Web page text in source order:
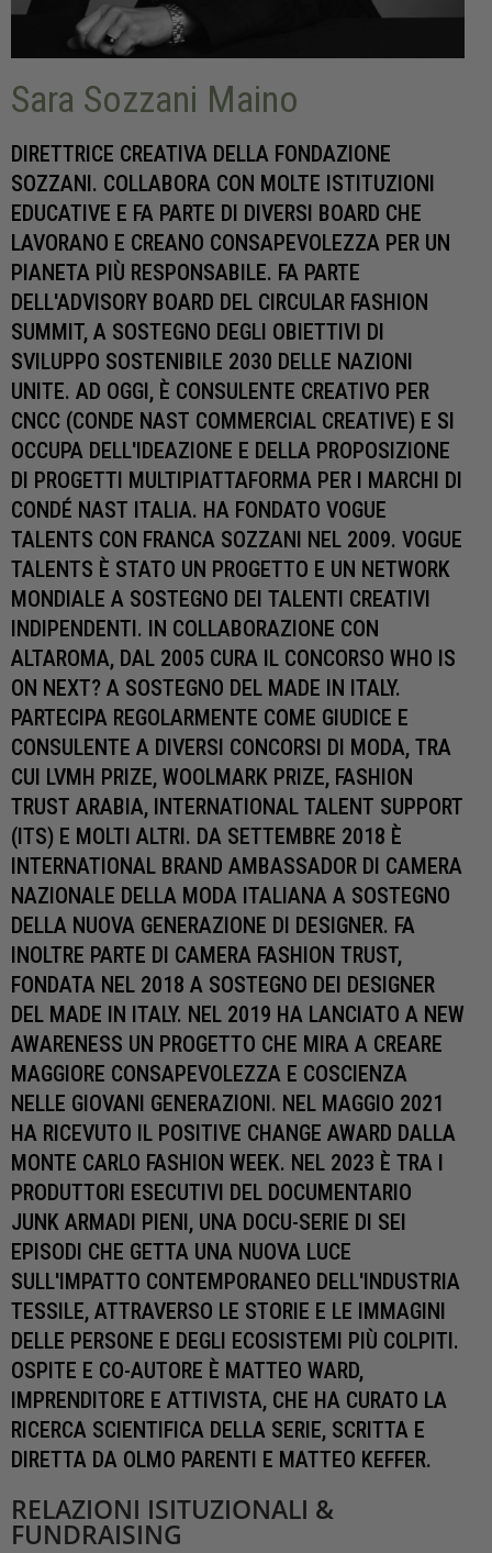
Sara Sozzani Maino
DIRETTRICE CREATIVA DELLA FONDAZIONE
SOZZANI. COLLABORA CON MOLTE ISTITUZIONI
EDUCATIVE E FA PARTE DI DIVERSI BOARD CHE
LAVORANO E CREANO CONSAPEVOLEZZA PER UN
PIANETA PIÙ RESPONSABILE. FA PARTE
DELL'ADVISORY BOARD DEL CIRCULAR FASHION
SUMMIT, A SOSTEGNO DEGLI OBIETTIVI DI
SVILUPPO SOSTENIBILE 2030 DELLE NAZIONI
UNITE. AD OGGI, È CONSULENTE CREATIVO PER
CNCC (CONDE NAST COMMERCIAL CREATIVE) E SI
OCCUPA DELL'IDEAZIONE E DELLA PROPOSIZIONE
DI PROGETTI MULTIPIATTAFORMA PER I MARCHI DI
CONDÉ NAST ITALIA. HA FONDATO VOGUE
TALENTS CON FRANCA SOZZANI NEL 2009. VOGUE
TALENTS È STATO UN PROGETTO E UN NETWORK
MONDIALE A SOSTEGNO DEI TALENTI CREATIVI
INDIPENDENTI. IN COLLABORAZIONE CON
ALTAROMA, DAL 2005 CURA IL CONCORSO WHO IS
ON NEXT? A SOSTEGNO DEL MADE IN ITALY.
PARTECIPA REGOLARMENTE COME GIUDICE E
CONSULENTE A DIVERSI CONCORSI DI MODA, TRA
CUI LVMH PRIZE, WOOLMARK PRIZE, FASHION
TRUST ARABIA, INTERNATIONAL TALENT SUPPORT
(ITS) E MOLTI ALTRI. DA SETTEMBRE 2018 È
INTERNATIONAL BRAND AMBASSADOR DI CAMERA
NAZIONALE DELLA MODA ITALIANA A SOSTEGNO
DELLA NUOVA GENERAZIONE DI DESIGNER. FA
INOLTRE PARTE DI CAMERA FASHION TRUST,
FONDATA NEL 2018 A SOSTEGNO DEI DESIGNER
DEL MADE IN ITALY. NEL 2019 HA LANCIATO A NEW
AWARENESS UN PROGETTO CHE MIRA A CREARE
MAGGIORE CONSAPEVOLEZZA E COSCIENZA
NELLE GIOVANI GENERAZIONI. NEL MAGGIO 2021
HA RICEVUTO IL POSITIVE CHANGE AWARD DALLA
MONTE CARLO FASHION WEEK. NEL 2023 È TRA I
PRODUTTORI ESECUTIVI DEL DOCUMENTARIO
JUNK ARMADI PIENI, UNA DOCU-SERIE DI SEI
EPISODI CHE GETTA UNA NUOVA LUCE
SULL'IMPATTO CONTEMPORANEO DELL'INDUSTRIA
TESSILE, ATTRAVERSO LE STORIE E LE IMMAGINI
DELLE PERSONE E DEGLI ECOSISTEMI PIÙ COLPITI.
OSPITE E CO-AUTORE È MATTEO WARD,
IMPRENDITORE E ATTIVISTA, CHE HA CURATO LA
RICERCA SCIENTIFICA DELLA SERIE, SCRITTA E
DIRETTA DA OLMO PARENTI E MATTEO KEFFER.
RELAZIONI ISITUZIONALI &
FUNDRAISING